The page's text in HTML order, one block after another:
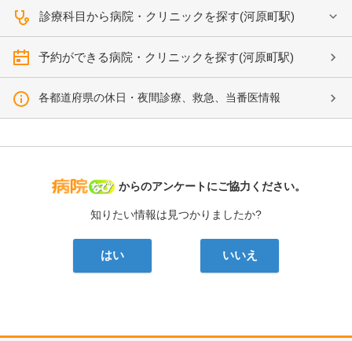
診療科目から病院・クリニックを探す(河原町駅)
予約ができる病院・クリニックを探す(河原町駅)
各都道府県の休日・夜間診療、救急、当番医情報
病院なび
からのアンケートにご協力ください。
知りたい情報は見つかりましたか?
はい いいえ